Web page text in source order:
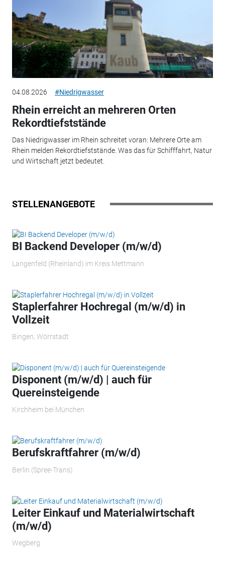
04.08.2026 #Niedrigwasser
Rhein erreicht an mehreren Orten
Rekordtiefststände
Das Niedrigwasser im Rhein schreitet voran: Mehrere Orte am
Rhein melden Rekordtiefststände. Was das für Schifffahrt, Natur
und Wirtschaft jetzt bedeutet.
STELLENANGEBOTE
BI Backend Developer (m/w/d)
Langenfeld (Rheinland) im Kreis Mettmann
Staplerfahrer Hochregal (m/w/d) in
Vollzeit
Bingen, Wörrstadt
Disponent (m/w/d) | auch für
Quereinsteigende
Kirchheim bei München
Berufskraftfahrer (m/w/d)
Berlin (Spree-Trans)
Leiter Einkauf und Materialwirtschaft
(m/w/d)
Wegberg